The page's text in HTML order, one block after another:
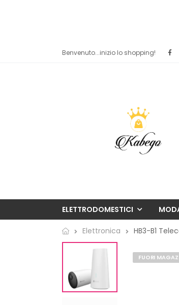
Benvenuto...inizio lo shopping!
ELETTRODOMESTICI
Elettronica
FUORI